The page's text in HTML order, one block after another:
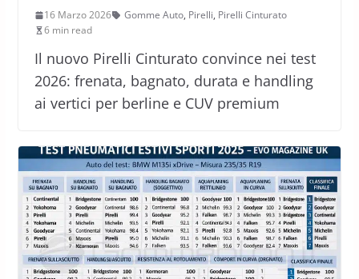
16 Marzo 2026 Gomme Auto, Pirelli, Pirelli Cinturato
6 min read
Il nuovo Pirelli Cinturato convince nei test
2026: frenata, bagnato, durata e handling
ai vertici per berline e CUV premium